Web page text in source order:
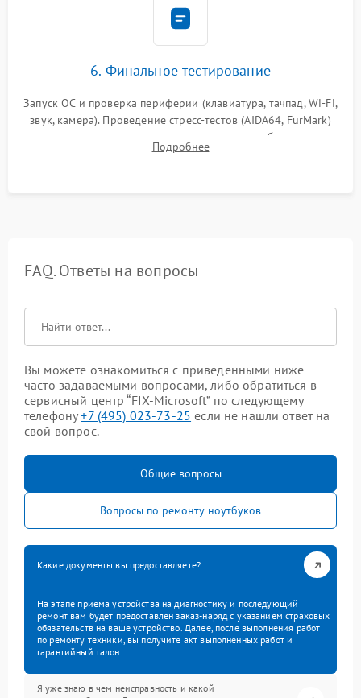
6. Финальное тестирование
Запуск ОС и проверка периферии (клавиатура, тачпад, Wi-Fi,
звук, камера). Проведение стресс-тестов (AIDA64, FurMark)
для контроля температурного режима и стабильности
системы под пиковой нагрузкой.
Подробнее
FAQ. Ответы на вопросы
Вы можете ознакомиться с приведенными ниже
часто задаваемыми вопросами, либо обратиться в
сервисный центр “FIX-Microsoft” по следующему
телефону+7 (495) 023-73-25 если не нашли ответ на
свой вопрос.
Общие вопросы
Вопросы по ремонту ноутбуков
Какие документы вы предоставляете?
На этапе приема устройства на диагностику и последующий
ремонт вам будет предоставлен заказ-наряд с указанием страховых
обязательств на ваше устройство. Далее, после выполнения работ
по ремонту техники, вы получите акт выполненных работ и
гарантийный талон.
Я уже знаю в чем неисправность и какой